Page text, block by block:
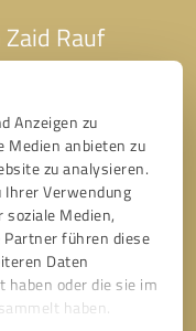
Anzeigen zu
Medien anbieten zu
zu analysieren.
Verwendung
Medien,
Partner führen diese
Daten
oder die sie im
haben.
Rauf